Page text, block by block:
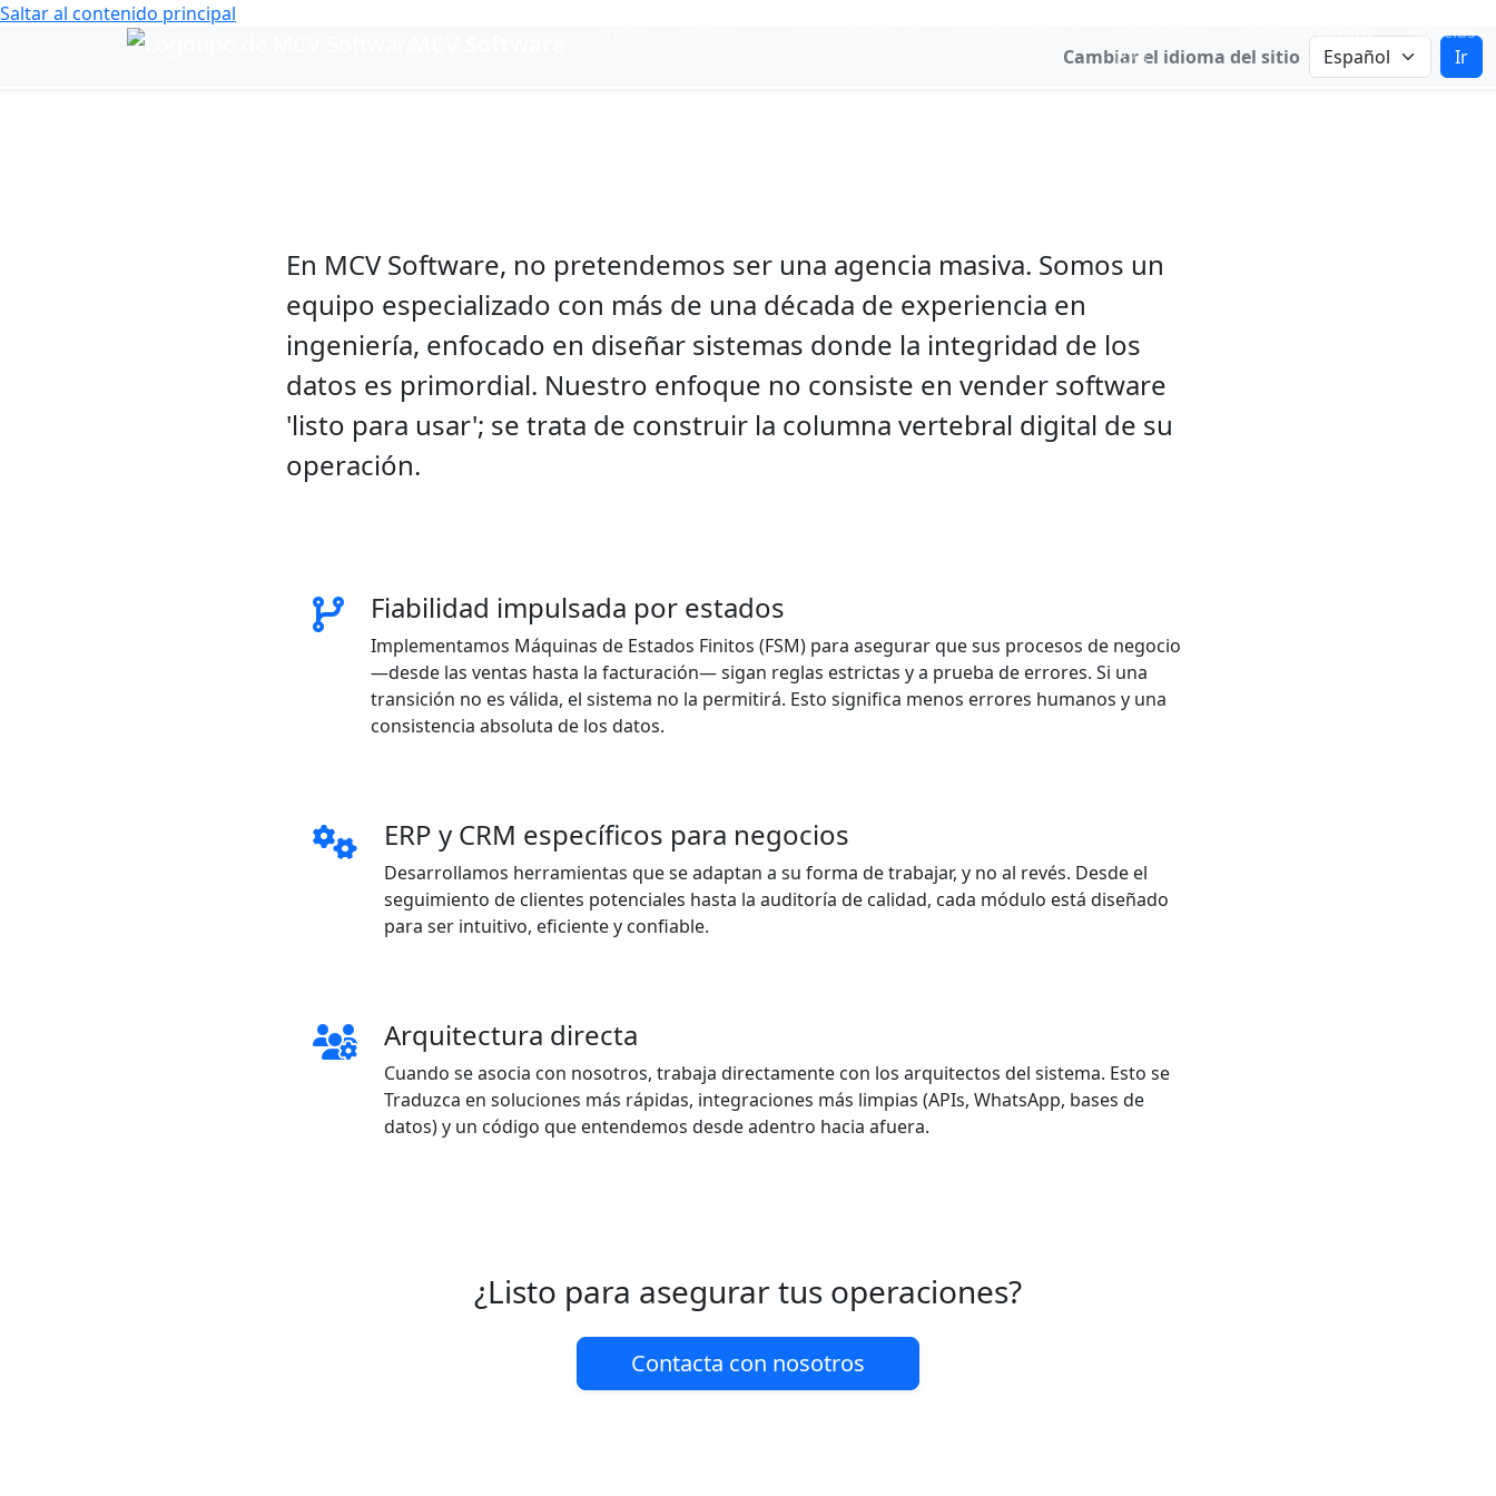
Saltar al contenido principal
B2B
Infraestructura Noticias
Cambiar idioma Cambiar el idioma del sitio Ir
En MCV Software, no pretendemos ser una agencia masiva. Somos un
equipo especializado con más de una década de experiencia en
ingeniería, enfocado en diseñar sistemas donde la integridad de los
datos es primordial. Nuestro enfoque no consiste en vender software
'listo para usar'; se trata de construir la columna vertebral digital de su
operación.
Fiabilidad impulsada por estados
Implementamos Máquinas de Estados Finitos (FSM) para asegurar que sus procesos de negocio
—desde las ventas hasta la facturación— sigan reglas estrictas y a prueba de errores. Si una
transición no es válida, el sistema no la permitirá. Esto significa menos errores humanos y una
consistencia absoluta de los datos.
ERP y CRM específicos para negocios
Desarrollamos herramientas que se adaptan a su forma de trabajar, y no al revés. Desde el
seguimiento de clientes potenciales hasta la auditoría de calidad, cada módulo está diseñado
para ser intuitivo, eficiente y confiable.
Arquitectura directa
Cuando se asocia con nosotros, trabaja directamente con los arquitectos del sistema. Esto se
Traduzca en soluciones más rápidas, integraciones más limpias (APIs, WhatsApp, bases de
datos) y un código que entendemos desde adentro hacia afuera.
¿Listo para asegurar tus operaciones?
Contacta con nosotros